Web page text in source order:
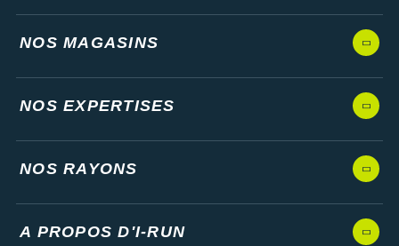
NOS MAGASINS
NOS EXPERTISES
NOS RAYONS
A PROPOS D'I-RUN